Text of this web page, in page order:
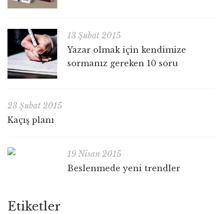
13 Şubat 2015
Yazar olmak için kendimize
sormanız gereken 10 soru
23 Şubat 2015
Kaçış planı
19 Nisan 2015
Beslenmede yeni trendler
Etiketler